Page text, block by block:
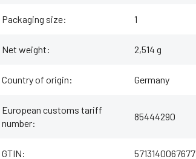
Packaging size: 1
Net weight: 2,514 g
Country of origin: Germany
European customs tariff
number:
85444290
GTIN: 5713140067677